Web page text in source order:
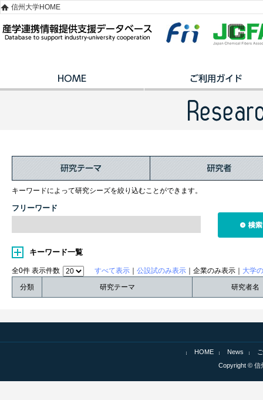
信州大学HOME
キーワードによって研究シーズを絞り込むことができます。
フリーワード
キーワード一覧
全0件 表示件数 すべて表示 公設試のみ表示 ｜企業のみ表示｜ 大学
分類
研究テーマ 研究者名
HOME News
Copyright © 信